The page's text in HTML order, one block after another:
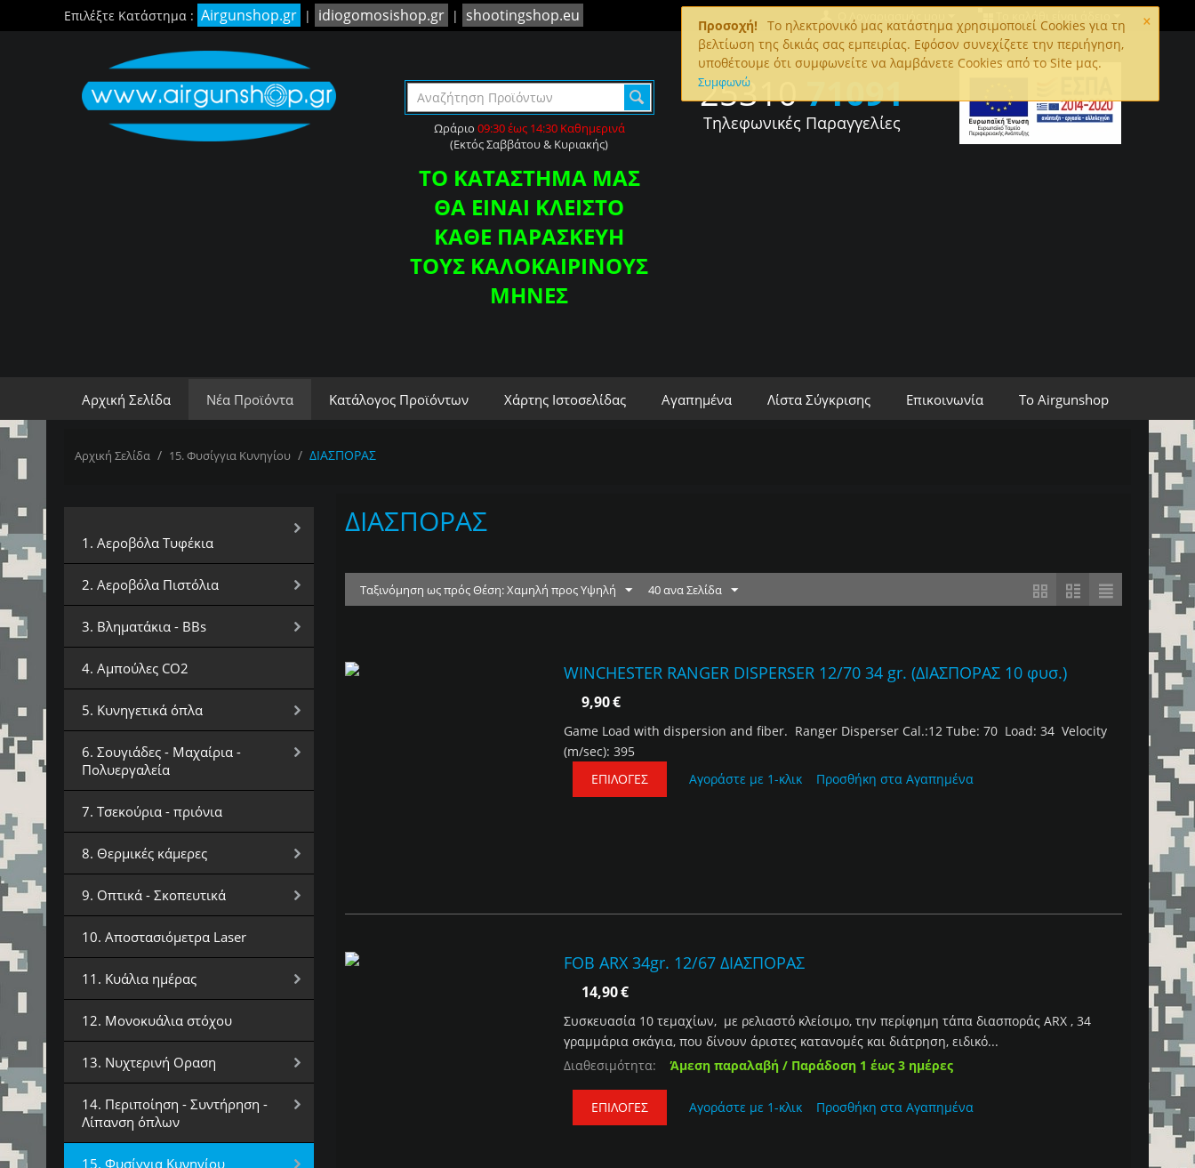
×
Προσοχή!
To ηλεκτρονικό μας κατάστημα χρησιμοποιεί Cookies για τη
βελτίωση της δικιάς σας εμπειρίας. Εφόσον συνεχίζετε την περιήγηση,
υποθέτουμε ότι συμφωνείτε να λαμβάνετε Cookies από το Site μας.
Συμφωνώ
Επιλέξτε Κατάστημα : Airgunshop.gr | idiogomosishop.gr | shootingshop.eu Το καλάθι είναι άδειο
Ο Λογαριασμός μου
Ωράριο 09:30 έως 14:30 Καθημερινά
(Εκτός Σαββάτου & Κυριακής)
ΤΟ ΚΑΤΑΣΤΗΜΑ ΜΑΣ
ΘΑ ΕΙΝΑΙ ΚΛΕΙΣΤΟ
ΚΑΘΕ ΠΑΡΑΣΚΕΥΗ
ΤΟΥΣ ΚΑΛΟΚΑΙΡΙΝΟΥΣ
ΜΗΝΕΣ
2531071091
Τηλεφωνικές Παραγγελίες
Αρχική Σελίδα Νέα Προϊόντα Κατάλογος Προϊόντων Χάρτης Ιστοσελίδας Αγαπημένα Λίστα Σύγκρισης Επικοινωνία Το Airgunshop
Αρχική Σελίδα / 15. Φυσίγγια Κυνηγίου / ΔΙΑΣΠΟΡΑΣ
1. Αεροβόλα Τυφέκια
2. Αεροβόλα Πιστόλια
3. Βληματάκια - BBs
4. Αμπούλες CO2
5. Κυνηγετικά όπλα
6. Σουγιάδες - Μαχαίρια -
Πολυεργαλεία
7. Τσεκούρια - πριόνια
8. Θερμικές κάμερες
9. Οπτικά - Σκοπευτικά
10. Αποστασιόμετρα Laser
11. Κυάλια ημέρας
12. Μονοκυάλια στόχου
13. Νυχτερινή Οραση
14. Περιποίηση - Συντήρηση -
Λίπανση όπλων
15. Φυσίγγια Κυνηγίου
ΔΙΑΣΠΟΡΑΣ
Ταξινόμηση ως πρός Θέση: Χαμηλή προς Υψηλή 40 ανα Σελίδα
WINCHESTER RANGER DISPERSER 12/70 34 gr. (ΔΙΑΣΠΟΡΑΣ 10 φυσ.)
9,90€
Game Load with dispersion and fiber. Ranger Disperser Cal.:12 Tube: 70 Load: 34 Velocity
(m/sec): 395
ΕΠΙΛΟΓΈΣ
Αγοράστε με 1-κλικ Προσθήκη στα Αγαπημένα
FOB ARX 34gr. 12/67 ΔΙΑΣΠΟΡΑΣ
14,90€
Συσκευασία 10 τεμαχίων, με ρελιαστό κλείσιμο, την περίφημη τάπα διασποράς ARX , 34
γραμμάρια σκάγια, που δίνουν άριστες κατανομές και διάτρηση, ειδικό...
Διαθεσιμότητα:
Άμεση παραλαβή / Παράδοση 1 έως 3 ημέρες
ΕΠΙΛΟΓΈΣ Αγοράστε με 1-κλικ Προσθήκη στα Αγαπημένα